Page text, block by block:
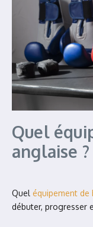
Quel
anglaise ?
Quel équipement de
débuter, progresser